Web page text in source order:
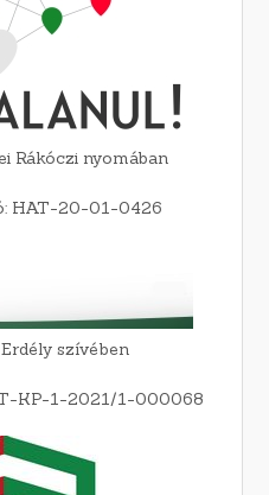
Rákóczi nyomában
HAT-20-01-0426
szívében
KP-1-2021/1-000068